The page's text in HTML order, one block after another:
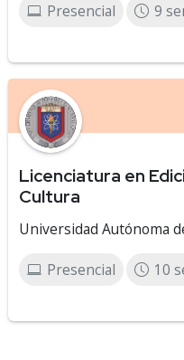
Presencial 9
Licenciatura en
Cultura
Universidad Autónoma
Presencial 10